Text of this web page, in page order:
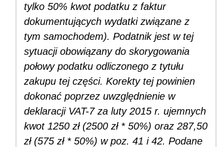
tylko 50% kwot podatku z faktur
dokumentujących wydatki związane z
tym samochodem). Podatnik jest w tej
sytuacji obowiązany do skorygowania
połowy podatku odliczonego z tytułu
zakupu tej części. Korekty tej powinien
dokonać poprzez uwzględnienie w
deklaracji VAT-7 za luty 2015 r. ujemnych
kwot 1250 zł (2500 zł * 50%) oraz 287,50
zł (575 zł * 50%) w poz. 41 i 42. Podane